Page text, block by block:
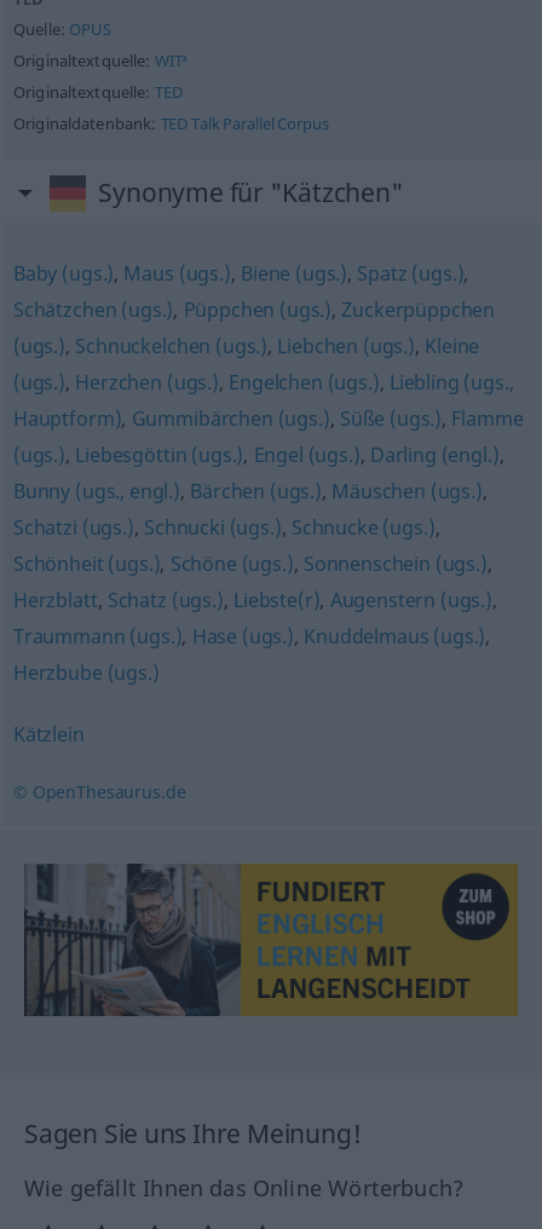
Quelle: OPUS
Originaltextquelle: WIT³
Originaltextquelle: TED
Originaldatenbank: TED Talk Parallel Corpus
Synonyme für "Kätzchen"
Baby (ugs.), Maus (ugs.), Biene (ugs.), Spatz (ugs.),
Schätzchen (ugs.), Püppchen (ugs.), Zuckerpüppchen
(ugs.), Schnuckelchen (ugs.), Liebchen (ugs.), Kleine
(ugs.), Herzchen (ugs.), Engelchen (ugs.), Liebling (ugs.,
Hauptform), Gummibärchen (ugs.), Süße (ugs.), Flamme
(ugs.), Liebesgöttin (ugs.), Engel (ugs.), Darling (engl.),
Bunny (ugs., engl.), Bärchen (ugs.), Mäuschen (ugs.),
Schatzi (ugs.), Schnucki (ugs.), Schnucke (ugs.),
Schönheit (ugs.), Schöne (ugs.), Sonnenschein (ugs.),
Herzblatt, Schatz (ugs.), Liebste(r), Augenstern (ugs.),
Traummann (ugs.), Hase (ugs.), Knuddelmaus (ugs.),
Herzbube (ugs.)
Kätzlein
© OpenThesaurus.de
Sagen Sie uns Ihre Meinung!
Wie gefällt Ihnen das Online Wörterbuch?